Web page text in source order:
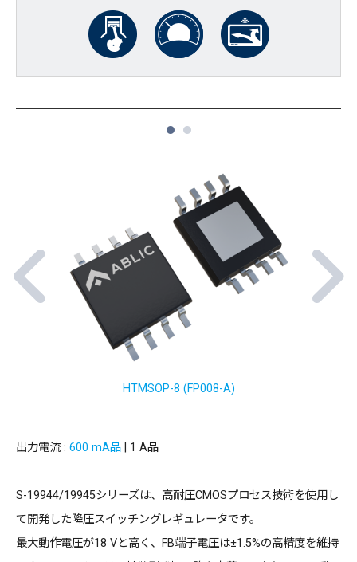
HTMSOP-8 (FP008-A)
出力電流 : 600 mA品 | 1 A品
S-19944/19945シリーズは、高耐圧CMOSプロセス技術を使用し
て開発した降圧スイッチングレギュレータです。
最大動作電圧が18 Vと高く、FB端子電圧は±1.5%の高精度を維持